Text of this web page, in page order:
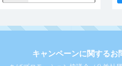
キャンペーンに関するお